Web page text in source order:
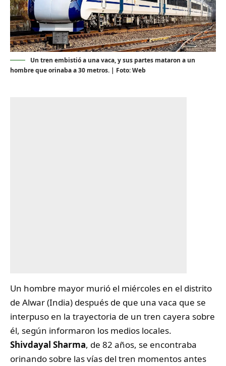
Un tren embistió a una vaca, y sus partes mataron a un
hombre que orinaba a 30 metros. | Foto: Web
Un hombre mayor murió el miércoles en el distrito
de Alwar (India) después de que una vaca que se
interpuso en la trayectoria de un tren cayera sobre
él, según informaron los medios locales.
Shivdayal Sharma, de 82 años, se encontraba
orinando sobre las vías del tren momentos antes